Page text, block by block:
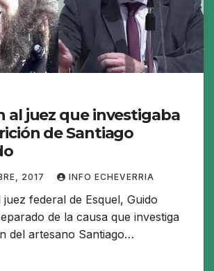
al juez que investigaba
de Santiago
2017 INFO ECHEVERRIA
juez federal de Esquel, Guido
de la causa que investiga
del artesano Santiago…